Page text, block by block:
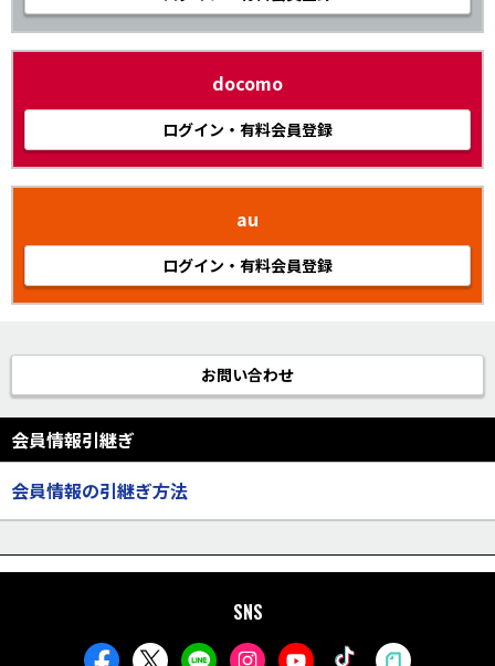
docomo
ログイン・有料会員登録
au
ログイン・有料会員登録
お問い合わせ
会員情報引継ぎ
会員情報の引継ぎ方法
SNS